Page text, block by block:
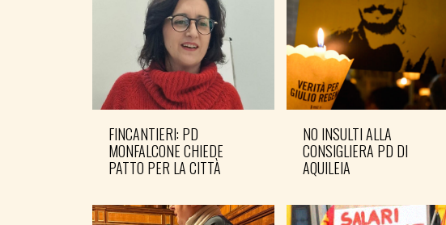
FINCANTIERI: PD
MONFALCONE CHIEDE
PATTO PER LA CITTÀ
NO INSULTI ALLA
CONSIGLIERA PD DI
AQUILEIA